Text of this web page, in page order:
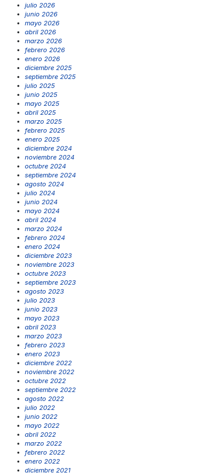
julio 2026
junio 2026
mayo 2026
abril 2026
marzo 2026
febrero 2026
enero 2026
diciembre 2025
septiembre 2025
julio 2025
junio 2025
mayo 2025
abril 2025
marzo 2025
febrero 2025
enero 2025
diciembre 2024
noviembre 2024
octubre 2024
septiembre 2024
agosto 2024
julio 2024
junio 2024
mayo 2024
abril 2024
marzo 2024
febrero 2024
enero 2024
diciembre 2023
noviembre 2023
octubre 2023
septiembre 2023
agosto 2023
julio 2023
junio 2023
mayo 2023
abril 2023
marzo 2023
febrero 2023
enero 2023
diciembre 2022
noviembre 2022
octubre 2022
septiembre 2022
agosto 2022
julio 2022
junio 2022
mayo 2022
abril 2022
marzo 2022
febrero 2022
enero 2022
diciembre 2021